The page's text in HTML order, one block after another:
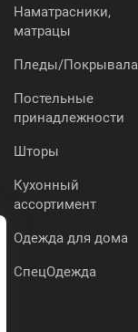
Наматрасники,
матрацы
Пледы/Покрывала
Постельные
принадлежности
Шторы
Кухонный
ассортимент
Одежда для дома
СпецОдежда